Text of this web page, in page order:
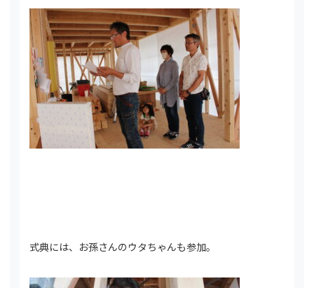
式典には、お孫さんのウタちゃんも参加。